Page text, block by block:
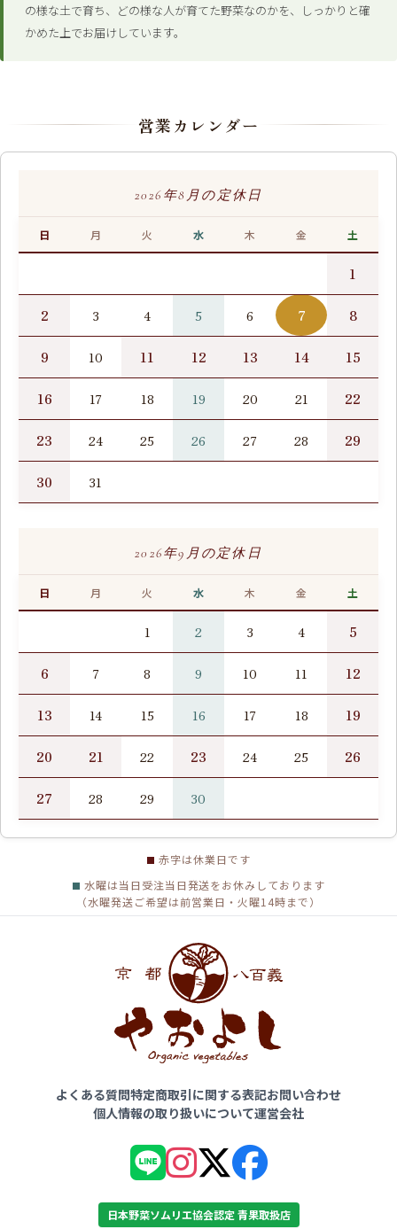
の様な土で育ち、どの様な人が育てた野菜なのかを、しっかりと確
かめた上でお届けしています。
営業カレンダー
2026年8月の定休日
日 月 火 水 木 金 土
1
2 3 4 5 6 7 8
9 10 11 12 13 14 15
16 17 18 19 20 21 22
23 24 25 26 27 28 29
30 31
2026年9月の定休日
日 月 火 水 木 金 土
1 2 3 4 5
6 7 8 9 10 11 12
13 14 15 16 17 18 19
20 21 22 23 24 25 26
27 28 29 30
赤字は休業日です
水曜は当日受注当日発送をお休みしております
（水曜発送ご希望は前営業日・火曜14時まで）
よくある質問特定商取引に関する表記お問い合わせ
個人情報の取り扱いについて運営会社
日本野菜ソムリエ協会認定 青果取扱店